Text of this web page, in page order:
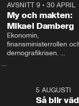
AVSNITT 9• 30 APRIL
My och makten:
Mikael Damberg
Ekonomin,
finansministerrollen
demografikrisen.
och Makten.
1:065 AUGUSTI
Så blir